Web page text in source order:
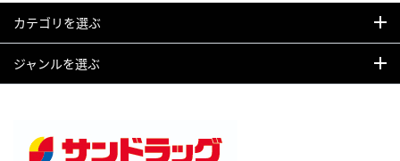
カテゴリを選ぶ
ジャンルを選ぶ